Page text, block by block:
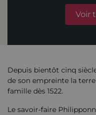
Voir
Depuis bientôt cinq
de son empreinte la terre
famille dès 1522.
Le savoir-faire